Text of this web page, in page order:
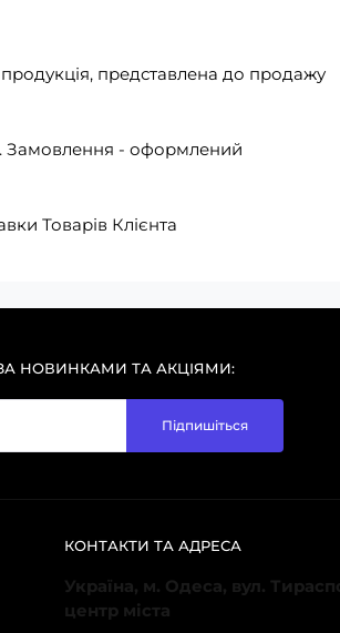
представлена ​​до продажу
Замовлення - оформлений
Товарів Клієнта
НОВИНКАМИ ТА АКЦІЯМИ:
Підпишіться
КОНТАКТИ ТА АДРЕСА
Україна, м. Одеса, вул.
центр міста